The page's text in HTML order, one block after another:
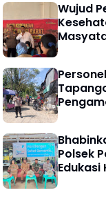
Wujud
Jam
Warga
Polsek
Edukasi